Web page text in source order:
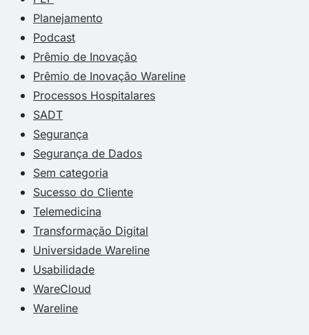
Planejamento
Podcast
Prêmio de Inovação
Prêmio de Inovação Wareline
Processos Hospitalares
SADT
Segurança
Segurança de Dados
Sem categoria
Sucesso do Cliente
Telemedicina
Transformação Digital
Universidade Wareline
Usabilidade
WareCloud
Wareline